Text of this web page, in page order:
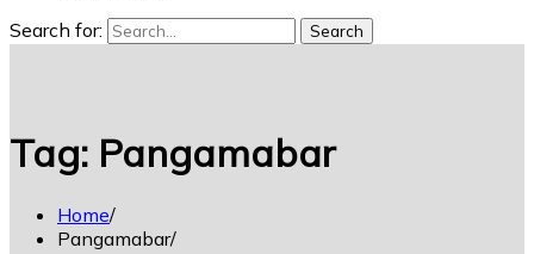
Search for: Search
Tag: Pangamabar
Home
Pangamabar